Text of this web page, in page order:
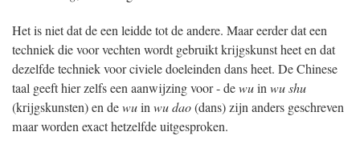
Het is niet dat de een leidde tot de andere. Maar eerder dat een
techniek die voor vechten wordt gebruikt krijgskunst heet en dat
dezelfde techniek voor civiele doeleinden dans heet. De Chinese
taal geeft hier zelfs een aanwijzing voor - dewuinwu shu
(krijgskunsten) en dewuinwu dao(dans) zijn anders geschreven
maar worden exact hetzelfde uitgesproken.